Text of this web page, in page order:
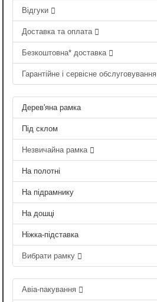
Відгуки
Доставка та оплата
Безкоштовна* доставка
Гарантійне і сервісне обслуговування
Дерев'яна рамка
Під склом
Незвичайна рамка
На полотні
На підрамнику
На дошці
Ніжка-підставка
Вибрати рамку
Авіа-пакування